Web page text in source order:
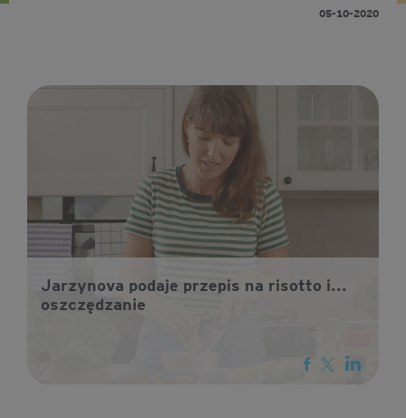
05-10-2020
Jarzynova podaje przepis na risotto i...
oszczędzanie